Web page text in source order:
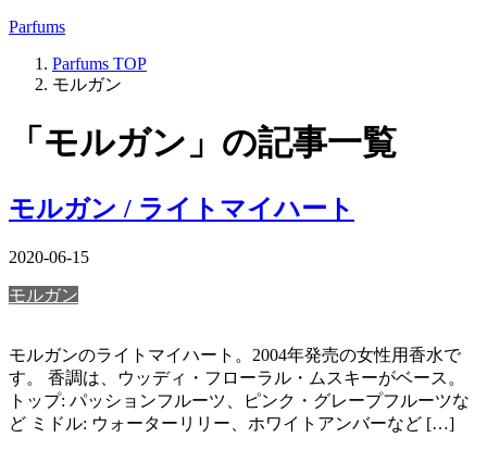
Parfums
Parfums TOP
モルガン
「モルガン」の記事一覧
モルガン / ライトマイハート
2020-06-15
モルガン
モルガンのライトマイハート。2004年発売の女性用香水で
す。 香調は、ウッディ・フローラル・ムスキーがベース。
トップ: パッションフルーツ、ピンク・グレープフルーツな
ど ミドル: ウォーターリリー、ホワイトアンバーなど […]